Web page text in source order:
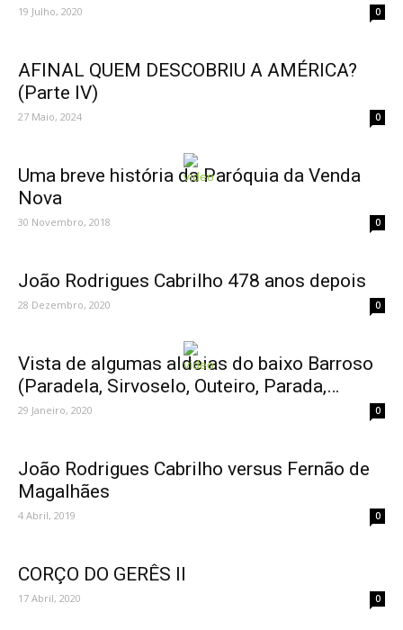
19 Julho, 2020 0
AFINAL QUEM DESCOBRIU A AMÉRICA?
(Parte IV)
27 Maio, 2024 0
Uma breve história da Paróquia da Venda
Nova
30 Novembro, 2018 0
João Rodrigues Cabrilho 478 anos depois
28 Dezembro, 2020 0
Vista de algumas aldeias do baixo Barroso
(Paradela, Sirvoselo, Outeiro, Parada,…
29 Janeiro, 2020 0
João Rodrigues Cabrilho versus Fernão de
Magalhães
4 Abril, 2019 0
CORÇO DO GERÊS II
17 Abril, 2020 0